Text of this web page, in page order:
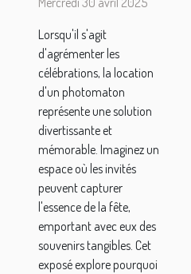
sans limite
de temps
pour les
fêtes
Lorsqu'il s'agit
d'agrémenter les
célébrations, la location
d'un photomaton
représente une solution
divertissante et
mémorable. Imaginez un
espace où les invités
peuvent capturer
l'essence de la fête,
emportant avec eux des
souvenirs tangibles. Cet
exposé explore pourquoi